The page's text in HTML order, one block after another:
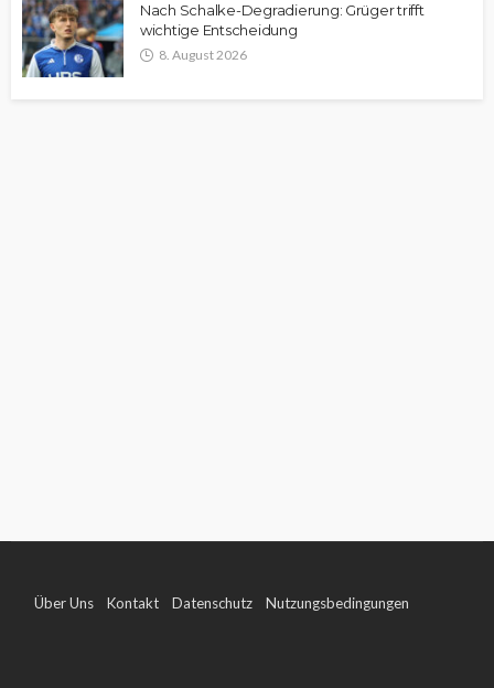
Nach Schalke-Degradierung: Grüger trifft
wichtige Entscheidung
8. August 2026
Über Uns Kontakt Datenschutz Nutzungsbedingungen